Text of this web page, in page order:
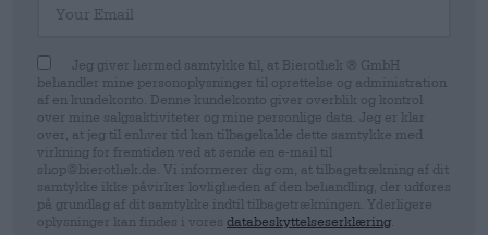
Jeg giver hermed samtykke til, at Bierothek ® GmbH
behandler mine personoplysninger til oprettelse og administration
af en kundekonto. Denne kundekonto giver overblik og kontrol
over mine salgsaktiviteter og mine personlige data. Jeg er klar
over, at jeg til enhver tid kan tilbagekalde dette samtykke med
virkning for fremtiden ved at sende en e-mail til
shop@bierothek.de. Vi informerer dig om, at tilbagetrækning af dit
samtykke ikke påvirker lovligheden af ​​den behandling, der udføres
på grundlag af dit samtykke indtil tilbagetrækningen. Yderligere
oplysninger kan findes i vores databeskyttelseserklæring